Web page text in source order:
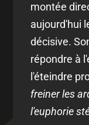
montée
aujourd'hui
décisive.
répondre à
l'éteindre
freiner les
l'euphorie